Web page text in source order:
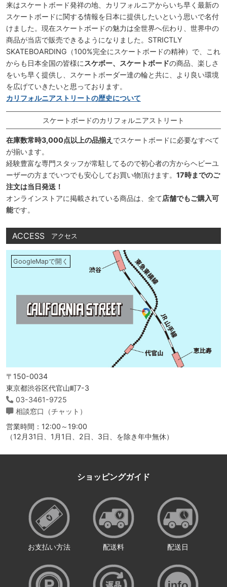
来はスケートボード発祥の地、カリフォルニアからいち早く最新の
スケートボードに関する情報を日本に提供したいという思いで名付
けました。現在スケートボードの魅力は全世界へ伝わり、世界中の
商品が当店で販売できるようになりました。STRICTLY
SKATEBOARDING（100%完全にスケートボードの精神）で、これ
からも日本全国の皆様に スケボー、スケートボードの商品、楽しさ
をいち早く提供し、スケートボーダー達の輪と共に、より良い環境
を広げていきたいと思っております。
カリフォルニアストリートの歴史について
スケートボードのカリフォルニアストリート
在庫数常時3,000点以上の品揃え でスケートボードに必要なすべて
が揃います。
経験豊富な専門スタッフが常駐してるので初心者の方からヘビーユ
ーザーの方までいつでも安心してお買い物頂けます。 17時までのご
注文は当日発送！
オンラインストアに掲載されている商品は、全て店舗でもご購入可
能です。
ACCESS アクセス
GoogleMapで開く
〒150-0034
東京都渋谷区代官山町7-3
03-3461-9725
相談窓口（チャット）
営業時間：12:00～19:00
（12月31日、1月1日、2日、3日、を除き年中無休）
ショッピングガイド
お支払い方法 配送料 配送日